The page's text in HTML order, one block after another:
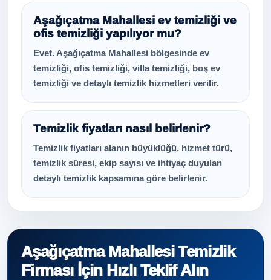
Aşağıçatma Mahallesi ev temizliği ve
ofis temizliği yapılıyor mu?
Evet. Aşağıçatma Mahallesi bölgesinde ev
temizliği, ofis temizliği, villa temizliği, boş ev
temizliği ve detaylı temizlik hizmetleri verilir.
Temizlik fiyatları nasıl belirlenir?
Temizlik fiyatları alanın büyüklüğü, hizmet türü,
temizlik süresi, ekip sayısı ve ihtiyaç duyulan
detaylı temizlik kapsamına göre belirlenir.
Aşağıçatma Mahallesi Temizlik
Firması İçin Hızlı Teklif Alın